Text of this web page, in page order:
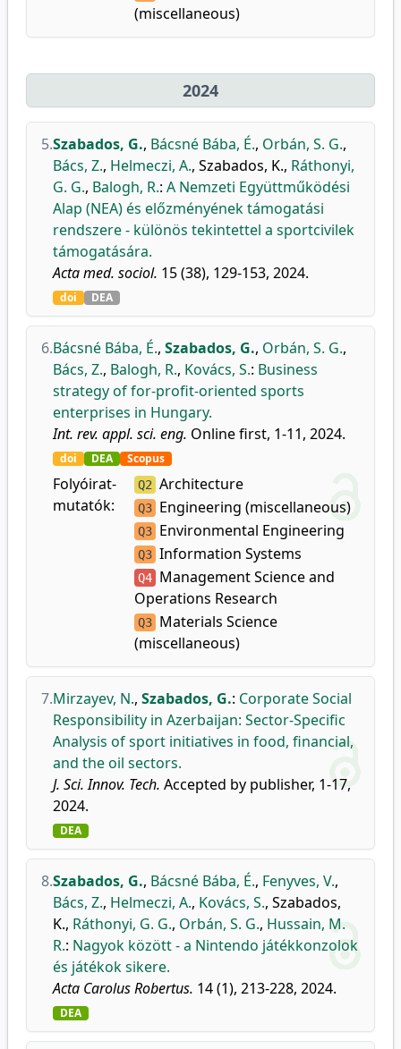
(miscellaneous)
2024
5.Szabados, G., Bácsné Bába, É., Orbán, S. G.,
Bács, Z., Helmeczi, A., Szabados, K., Ráthonyi,
G. G., Balogh, R.: A Nemzeti Együttműködési
Alap (NEA) és előzményének támogatási
rendszere - különös tekintettel a sportcivilek
támogatására.
Acta med. sociol. 15 (38), 129-153, 2024.
doi DEA
6.Bácsné Bába, É., Szabados, G., Orbán, S. G.,
Bács, Z., Balogh, R., Kovács, S.: Business
strategy of for-profit-oriented sports
enterprises in Hungary.
Int. rev. appl. sci. eng. Online first, 1-11, 2024.
doi DEA Scopus
Folyóirat-
mutatók:
Q2 Architecture
Q3 Engineering (miscellaneous)
Q3 Environmental Engineering
Q3 Information Systems
Q4 Management Science and
Operations Research
Q3 Materials Science
(miscellaneous)
7.Mirzayev, N., Szabados, G.: Corporate Social
Responsibility in Azerbaijan: Sector-Specific
Analysis of sport initiatives in food, financial,
and the oil sectors.
J. Sci. Innov. Tech. Accepted by publisher, 1-17,
2024.
DEA
8.Szabados, G., Bácsné Bába, É., Fenyves, V.,
Bács, Z., Helmeczi, A., Kovács, S., Szabados,
K., Ráthonyi, G. G., Orbán, S. G., Hussain, M.
R.: Nagyok között - a Nintendo játékkonzolok
és játékok sikere.
Acta Carolus Robertus. 14 (1), 213-228, 2024.
DEA